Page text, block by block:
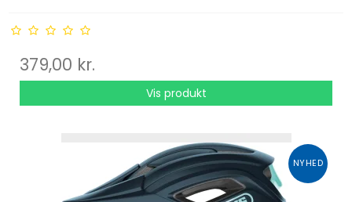
379,00 kr.
Vis produkt
NYHED